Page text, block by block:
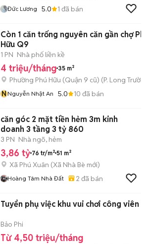
Đức Lương 5.0 1 đã bán
Còn 1 căn trống nguyên căn gần chợ Phú
Hữu Q9
1 PN Nhà phố liền kề
4 triệu/tháng 35 m²
Phường Phú Hữu (Quận 9 cũ) (P. Long Trường
NNguyễn Nhật An 5.0 10 đã bán
căn góc 2 mặt tiền hẻm 3m kinh
doanh 3 tầng 3 tỷ 860
3 PN Nhà ngõ, hẻm
3,86 tỷ 76 tr/m² 51 m²
Xã Phú Xuân (Xã Nhà Bè mới)
Hoàng Tâm Nhà Đất 2 đã bán
Tuyển phụ việc khu vui chơi công viên
Bảo Phi
Từ 4,50 triệu/tháng